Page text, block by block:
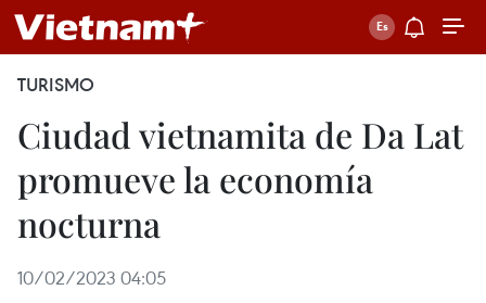
TURISMO
Ciudad vietnamita de Da Lat
promueve la economía
nocturna
10/02/2023 04:05